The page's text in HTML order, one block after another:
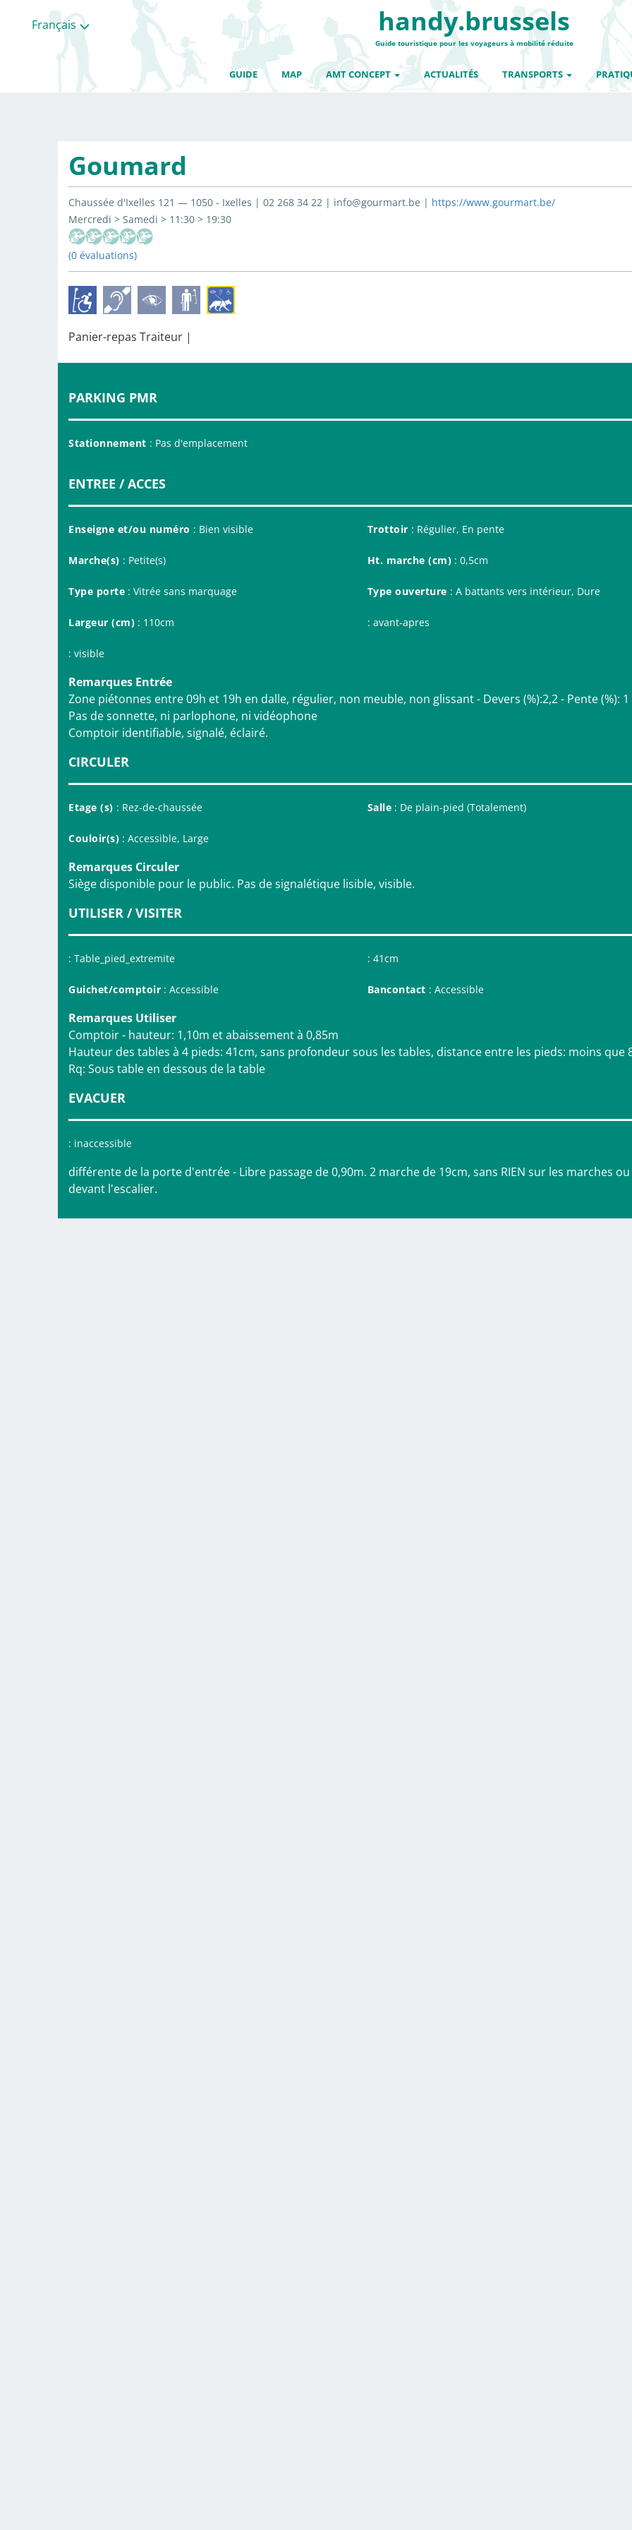
Français handy.brussels
Guide touristique pour les voyageurs à mobilité réduite
GUIDE MAP AMT CONCEPT ACTUALITÉS TRANSPORTS
Goumard
Chaussée d'Ixelles 121 — 1050 - Ixelles | 02 268 34 22 | info@gourmart.be | https://www.gourmart.be/
Mercredi > Samedi > 11:30 > 19:30
(0 évaluations)
Panier-repas Traiteur |
PARKING PMR
Stationnement : Pas d'emplacement
ENTREE / ACCES
Enseigne et/ou numéro : Bien visible Trottoir : Régulier, En pente
Marche(s) : Petite(s) Ht. marche (cm) : 0,5cm
Type porte : Vitrée sans marquage Type ouverture : A battants vers intérieur, Dure
Largeur (cm) : 110cm : avant-apres
: visible
Remarques Entrée
Zone piétonnes entre 09h et 19h en dalle, régulier, non meuble, non glissant - Devers (%):2,2 - Pente (%): 1
Pas de sonnette, ni parlophone, ni vidéophone
Comptoir identifiable, signalé, éclairé.
CIRCULER
Etage (s) : Rez-de-chaussée Salle : De plain-pied (Totalement)
Couloir(s) : Accessible, Large
Remarques Circuler
Siège disponible pour le public. Pas de signalétique lisible, visible.
UTILISER / VISITER
: Table_pied_extremite : 41cm
Guichet/comptoir : Accessible Bancontact : Accessible
Remarques Utiliser
Comptoir - hauteur: 1,10m et abaissement à 0,85m
Hauteur des tables à 4 pieds: 41cm, sans profondeur sous les tables, distance entre les pieds: moins que
Rq: Sous table en dessous de la table
EVACUER
: inaccessible
différente de la porte d'entrée - Libre passage de 0,90m. 2 marche de 19cm, sans RIEN sur les marches ou
devant l'escalier.
categories